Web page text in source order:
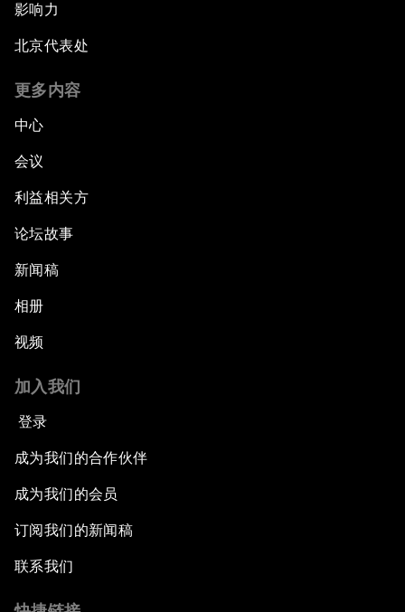
影响力
北京代表处
更多内容
中心
会议
利益相关方
论坛故事
新闻稿
相册
视频
加入我们
登录
成为我们的合作伙伴
成为我们的会员
订阅我们的新闻稿
联系我们